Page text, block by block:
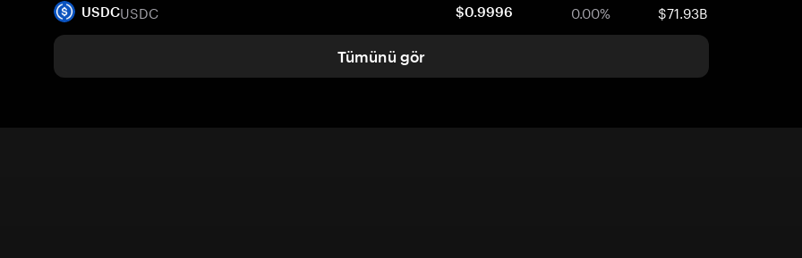
USDCUSDC $0.9996 0.00% $71.93B
Tümünü gör